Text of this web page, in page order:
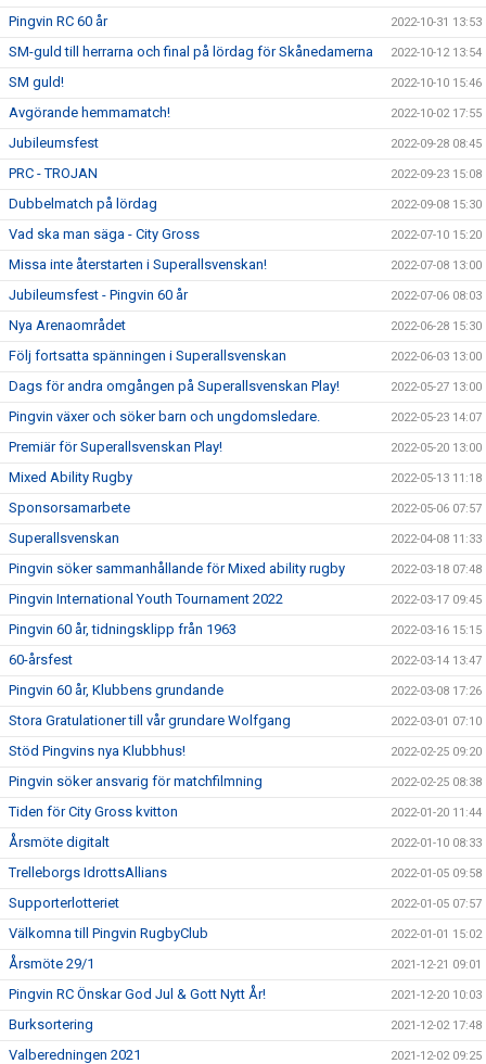
Pingvin RC 60 år 2022-10-31 13:53
SM-guld till herrarna och final på lördag för Skånedamerna 2022-10-12 13:54
SM guld! 2022-10-10 15:46
Avgörande hemmamatch! 2022-10-02 17:55
Jubileumsfest 2022-09-28 08:45
PRC - TROJAN 2022-09-23 15:08
Dubbelmatch på lördag 2022-09-08 15:30
Vad ska man säga - City Gross 2022-07-10 15:20
Missa inte återstarten i Superallsvenskan! 2022-07-08 13:00
Jubileumsfest - Pingvin 60 år 2022-07-06 08:03
Nya Arenaområdet 2022-06-28 15:30
Följ fortsatta spänningen i Superallsvenskan 2022-06-03 13:00
Dags för andra omgången på Superallsvenskan Play! 2022-05-27 13:00
Pingvin växer och söker barn och ungdomsledare. 2022-05-23 14:07
Premiär för Superallsvenskan Play! 2022-05-20 13:00
Mixed Ability Rugby 2022-05-13 11:18
Sponsorsamarbete 2022-05-06 07:57
Superallsvenskan 2022-04-08 11:33
Pingvin söker sammanhållande för Mixed ability rugby 2022-03-18 07:48
Pingvin International Youth Tournament 2022 2022-03-17 09:45
Pingvin 60 år, tidningsklipp från 1963 2022-03-16 15:15
60-årsfest 2022-03-14 13:47
Pingvin 60 år, Klubbens grundande 2022-03-08 17:26
Stora Gratulationer till vår grundare Wolfgang 2022-03-01 07:10
Stöd Pingvins nya Klubbhus! 2022-02-25 09:20
Pingvin söker ansvarig för matchfilmning 2022-02-25 08:38
Tiden för City Gross kvitton 2022-01-20 11:44
Årsmöte digitalt 2022-01-10 08:33
Trelleborgs IdrottsAllians 2022-01-05 09:58
Supporterlotteriet 2022-01-05 07:57
Välkomna till Pingvin RugbyClub 2022-01-01 15:02
Årsmöte 29/1 2021-12-21 09:01
Pingvin RC Önskar God Jul & Gott Nytt År! 2021-12-20 10:03
Burksortering 2021-12-02 17:48
Valberedningen 2021 2021-12-02 09:25